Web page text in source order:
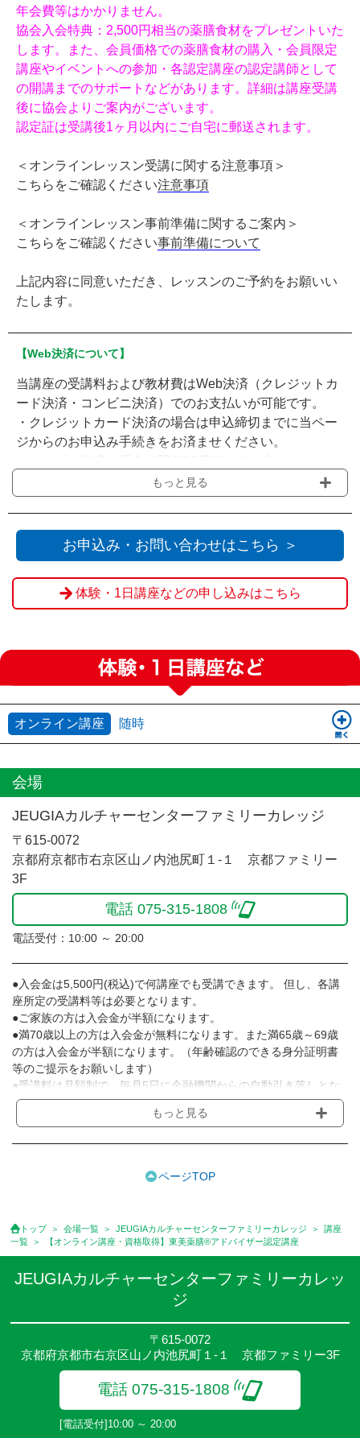
年会費等はかかりません。
協会入会特典：2,500円相当の薬膳食材をプレゼントいた
します。また、会員価格での薬膳食材の購入・会員限定
講座やイベントへの参加・各認定講座の認定講師として
の開講までのサポートなどがあります。詳細は講座受講
後に協会よりご案内がございます。
認定証は受講後1ヶ月以内にご自宅に郵送されます。
＜オンラインレッスン受講に関する注意事項＞
こちらをご確認ください注意事項
＜オンラインレッスン事前準備に関するご案内＞
こちらをご確認ください事前準備について
上記内容に同意いただき、レッスンのご予約をお願いい
たします。
【Web決済について】
当講座の受講料および教材費はWeb決済（クレジットカ
ード決済・コンビニ決済）でのお支払いが可能です。
・クレジットカード決済の場合は申込締切までに当ペー
ジからのお申込み手続きをお済ませください。
お申込みいただき、申込締切までに選択されたコンビニ
でのお支払いをお願いいたします。
済を利用せず送信』をクリックください。
※申込締切を過ぎてからのお客様都合によるご欠席・キ
ャンセルの場合、ご返金は致しかねます。
もっと見る
お申込み・お問い合わせはこちら ＞
体験・1日講座などの申し込みはこちら
オンライン講座 随時
会場
JEUGIAカルチャーセンターファミリーカレッジ
〒615-0072
京都府京都市右京区山ノ内池尻町１-１ 京都ファミリー
3F
電話 075-315-1808
電話受付：10:00 ～ 20:00
●入会金は5,500円(税込)で何講座でも受講できます。 但し、各講
座所定の受講料等は必要となります。
●ご家族の方は入会金が半額になります。
●満70歳以上の方は入会金が無料になります。また満65歳～69歳
の方は入会金が半額になります。（年齢確認のできる身分証明書
等のご提示をお願いします）
●受講料は月額制で、毎月5日に金融機関からの自動引き落しとな
ります。
※講座によってはお支払い方法が異なる場合がありますのでご確認
ております。また一部の講座では別途傷害保険料も含まれており
●資格認定講座の試験料・認定料などは別途要しますのでお問い合
せください。
●講座は、月4回(週1回),月3回,2回,1回,臨時講座いろいろあります
のでご確認ください。
●参加人数が一定に満たない場合、体験や講座開講を中止または延
期することがあります。
●その他、詳しい内容については、ご入会時にご説明をさせていた
だきます。
もっと見る
ページTOP
トップ 会場一覧 JEUGIAカルチャーセンターファミリーカレッジ
講座
一覧
【オンライン講座・資格取得】東美薬膳®アドバイザー認定講座
JEUGIAカルチャーセンターファミリーカレッ
ジ
〒615-0072
京都府京都市右京区山ノ内池尻町１-１ 京都ファミリー3F
電話 075-315-1808
[電話受付]10:00 ～ 20:00